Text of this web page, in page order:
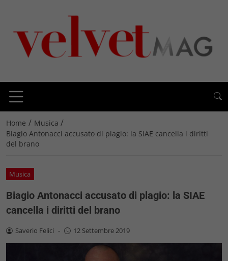
Home / Musica /
Biagio Antonacci accusato di plagio: la SIAE cancella i diritti
del brano
Musica
Biagio Antonacci accusato di plagio: la SIAE
cancella i diritti del brano
Saverio Felici - 12 Settembre 2019